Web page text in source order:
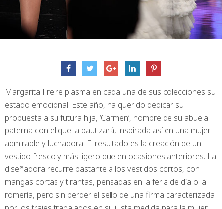
Margarita Freire plasma en cada una de sus colecciones su
estado emocional. Este año, ha querido dedicar su
propuesta a su futura hija, ‘Carmen’, nombre de su abuela
paterna con el que la bautizará, inspirada así en una mujer
admirable y luchadora. El resultado es la creación de un
vestido fresco y más ligero que en ocasiones anteriores. La
diseñadora recurre bastante a los vestidos cortos, con
mangas cortas y tirantas, pensadas en la feria de día o la
romería, pero sin perder el sello de una firma caracterizada